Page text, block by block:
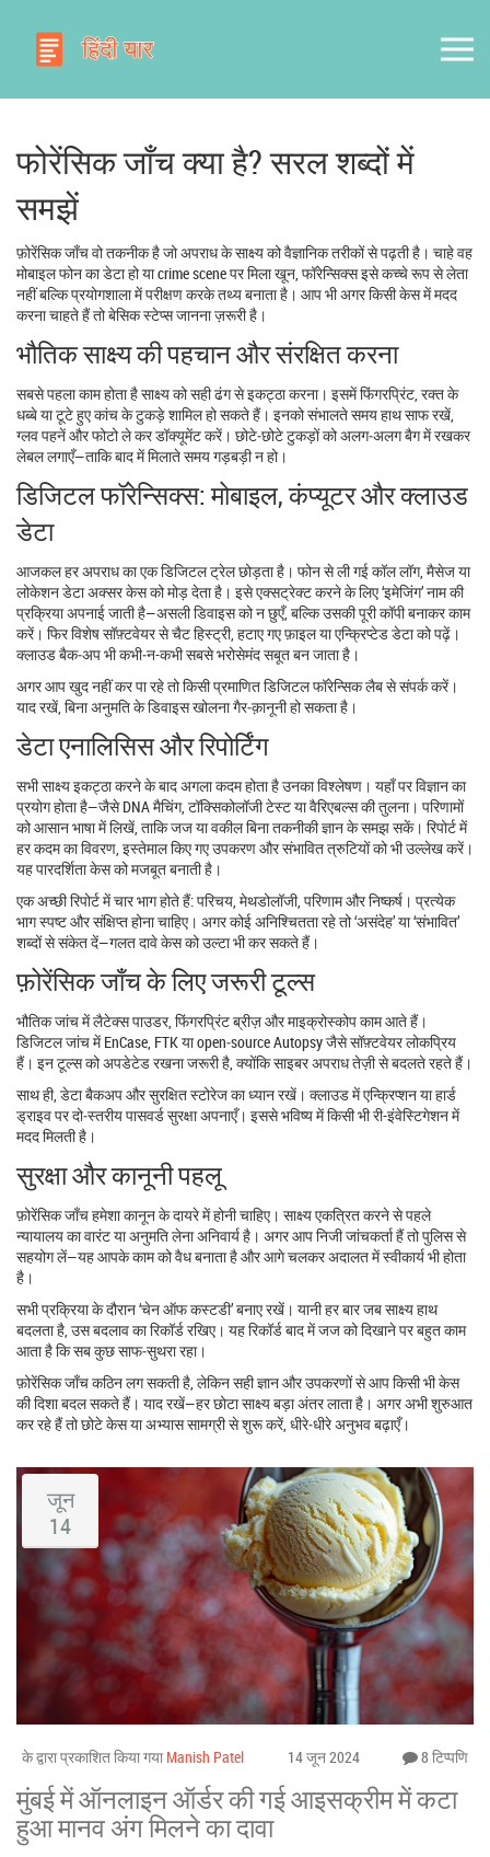
फोरेंसिक जाँच क्या है? सरल शब्दों में
समझें
फ़ोरेंसिक जाँच वो तकनीक है जो अपराध के साक्ष्य को वैज्ञानिक तरीकों से पढ़ती है। चाहे वह
मोबाइल फोन का डेटा हो या crime scene पर मिला खून, फॉरेन्सिक्स इसे कच्चे रूप से लेता
नहीं बल्कि प्रयोगशाला में परीक्षण करके तथ्य बनाता है। आप भी अगर किसी केस में मदद
करना चाहते हैं तो बेसिक स्टेप्स जानना ज़रूरी है।
भौतिक साक्ष्य की पहचान और संरक्षित करना
सबसे पहला काम होता है साक्ष्य को सही ढंग से इकट्ठा करना। इसमें फिंगरप्रिंट, रक्त के
धब्बे या टूटे हुए कांच के टुकड़े शामिल हो सकते हैं। इनको संभालते समय हाथ साफ रखें,
ग्लव पहनें और फोटो ले कर डॉक्यूमेंट करें। छोटे‑छोटे टुकड़ों को अलग‑अलग बैग में रखकर
लेबल लगाएँ—ताकि बाद में मिलाते समय गड़बड़ी न हो।
डिजिटल फॉरेन्सिक्स: मोबाइल, कंप्यूटर और क्लाउड
डेटा
आजकल हर अपराध का एक डिजिटल ट्रेल छोड़ता है। फोन से ली गई कॉल लॉग, मैसेज या
लोकेशन डेटा अक्सर केस को मोड़ देता है। इसे एक्सट्रेक्ट करने के लिए ‘इमेजिंग’ नाम की
प्रक्रिया अपनाई जाती है—असली डिवाइस को न छुएँ, बल्कि उसकी पूरी कॉपी बनाकर काम
करें। फिर विशेष सॉफ़्टवेयर से चैट हिस्ट्री, हटाए गए फ़ाइल या एन्क्रिप्टेड डेटा को पढ़ें।
क्लाउड बैक‑अप भी कभी‑न-कभी सबसे भरोसेमंद सबूत बन जाता है।
अगर आप खुद नहीं कर पा रहे तो किसी प्रमाणित डिजिटल फॉरेन्सिक लैब से संपर्क करें।
याद रखें, बिना अनुमति के डिवाइस खोलना गैर‑क़ानूनी हो सकता है।
डेटा एनालिसिस और रिपोर्टिंग
सभी साक्ष्य इकट्ठा करने के बाद अगला कदम होता है उनका विश्लेषण। यहाँ पर विज्ञान का
प्रयोग होता है—जैसे DNA मैचिंग, टॉक्सिकोलॉजी टेस्ट या वैरिएबल्स की तुलना। परिणामों
को आसान भाषा में लिखें, ताकि जज या वकील बिना तकनीकी ज्ञान के समझ सकें। रिपोर्ट में
हर कदम का विवरण, इस्तेमाल किए गए उपकरण और संभावित त्रुटियों को भी उल्लेख करें।
यह पारदर्शिता केस को मजबूत बनाती है।
एक अच्छी रिपोर्ट में चार भाग होते हैं: परिचय, मेथडोलॉजी, परिणाम और निष्कर्ष। प्रत्येक
भाग स्पष्ट और संक्षिप्त होना चाहिए। अगर कोई अनिश्चितता रहे तो ‘असंदेह’ या ‘संभावित’
शब्दों से संकेत दें—गलत दावे केस को उल्टा भी कर सकते हैं।
फ़ोरेंसिक जाँच के लिए जरूरी टूल्स
भौतिक जांच में लैटेक्स पाउडर, फिंगरप्रिंट ब्रीज़ और माइक्रोस्कोप काम आते हैं।
डिजिटल जांच में EnCase, FTK या open‑source Autopsy जैसे सॉफ़्टवेयर लोकप्रिय
हैं। इन टूल्स को अपडेटेड रखना जरूरी है, क्योंकि साइबर अपराध तेज़ी से बदलते रहते हैं।
साथ ही, डेटा बैकअप और सुरक्षित स्टोरेज का ध्यान रखें। क्लाउड में एन्क्रिप्शन या हार्ड
ड्राइव पर दो‑स्तरीय पासवर्ड सुरक्षा अपनाएँ। इससे भविष्य में किसी भी री-इंवेस्टिगेशन में
मदद मिलती है।
सुरक्षा और कानूनी पहलू
फ़ोरेंसिक जाँच हमेशा कानून के दायरे में होनी चाहिए। साक्ष्य एकत्रित करने से पहले
न्यायालय का वारंट या अनुमति लेना अनिवार्य है। अगर आप निजी जांचकर्ता हैं तो पुलिस से
सहयोग लें—यह आपके काम को वैध बनाता है और आगे चलकर अदालत में स्वीकार्य भी होता
है।
सभी प्रक्रिया के दौरान ‘चेन ऑफ कस्टडी’ बनाए रखें। यानी हर बार जब साक्ष्य हाथ
बदलता है, उस बदलाव का रिकॉर्ड रखिए। यह रिकॉर्ड बाद में जज को दिखाने पर बहुत काम
आता है कि सब कुछ साफ‑सुथरा रहा।
फ़ोरेंसिक जाँच कठिन लग सकती है, लेकिन सही ज्ञान और उपकरणों से आप किसी भी केस
की दिशा बदल सकते हैं। याद रखें—हर छोटा साक्ष्य बड़ा अंतर लाता है। अगर अभी शुरुआत
कर रहे हैं तो छोटे केस या अभ्यास सामग्री से शुरू करें, धीरे‑धीरे अनुभव बढ़ाएँ।
जून
14
के द्वारा प्रकाशित किया गया Manish Patel 14 जून 2024 8 टिप्पणि
मुंबई में ऑनलाइन ऑर्डर की गई आइसक्रीम में कटा
हुआ मानव अंग मिलने का दावा